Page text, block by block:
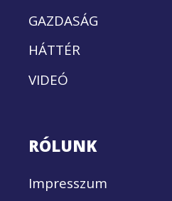
GAZDASÁG
HÁTTÉR
VIDEÓ
RÓLUNK
Impresszum